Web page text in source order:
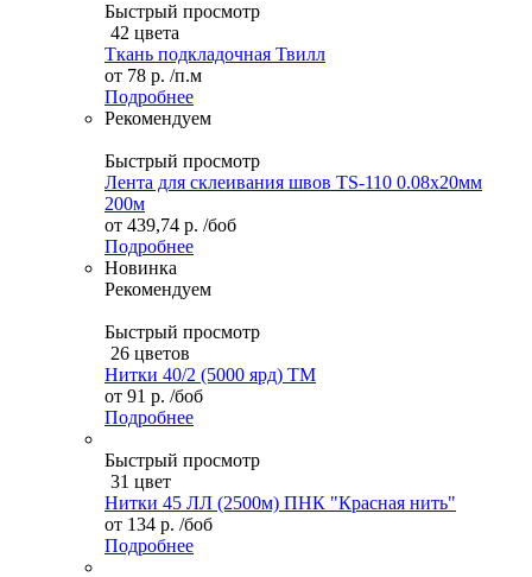
Быстрый просмотр
42 цвета
Ткань подкладочная Твилл
от 78 р. /п.м
Подробнее
Рекомендуем
Быстрый просмотр
Лента для склеивания швов TS-110 0.08х20мм
200м
от 439,74 р. /боб
Подробнее
Новинка
Рекомендуем
Быстрый просмотр
26 цветов
Нитки 40/2 (5000 ярд) ТМ
от 91 р. /боб
Подробнее
Быстрый просмотр
31 цвет
Нитки 45 ЛЛ (2500м) ПНК "Красная нить"
от 134 р. /боб
Подробнее